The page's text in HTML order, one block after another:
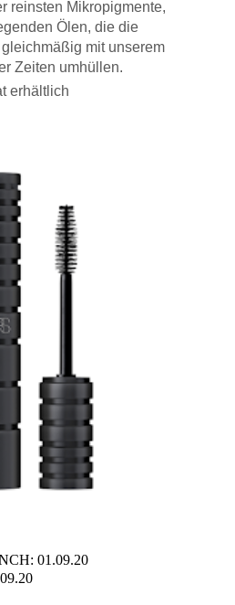
reinsten Mikropigmente,
Ölen, die die
mit unserem
Zeiten umhüllen.
erhältlich
01.09.20